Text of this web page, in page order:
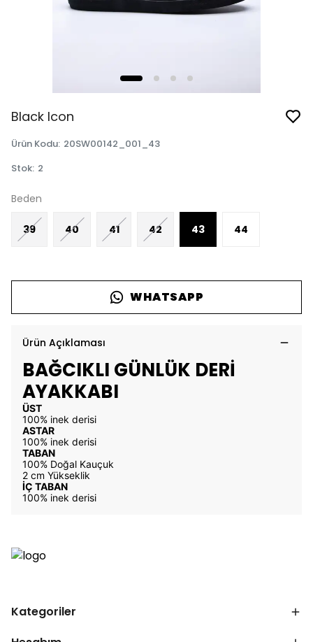
Black Icon
Ürün Kodu: 20SW00142_001_43
Stok: 2
Beden
39 40 41 42 43 44
WHATSAPP
Ürün Açıklaması
BAĞCIKLI GÜNLÜK DERİ
AYAKKABI
ÜST
100% inek derisi
ASTAR
100% inek derisi
TABAN
100% Doğal Kauçuk
2 cm Yükseklik
İÇ TABAN
100% inek derisi
Kategoriler